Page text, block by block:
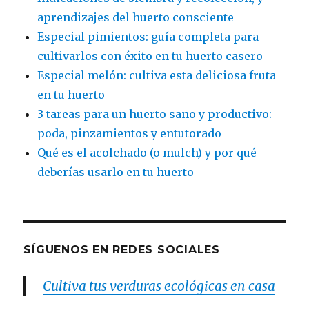
aprendizajes del huerto consciente
Especial pimientos: guía completa para
cultivarlos con éxito en tu huerto casero
Especial melón: cultiva esta deliciosa fruta
en tu huerto
3 tareas para un huerto sano y productivo:
poda, pinzamientos y entutorado
Qué es el acolchado (o mulch) y por qué
deberías usarlo en tu huerto
SÍGUENOS EN REDES SOCIALES
Cultiva tus verduras ecológicas en casa